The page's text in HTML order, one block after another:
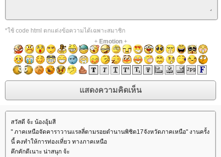
*ใช้ code html ตกแต่งข้อความได้เฉพาะสมาชิก
+ Emotion+
สวัสดี จ้ะ น้องอุ้มสี
" ภาคเหนือจัดคาราวานแรลลี่ตามรอยตำนานพิชิต17จังหวัดภาคเหนือ" งานครั้ง
นี้ คงทำให้การท่องเที่ยว ทางภาคเหนือ
คึกคักดีเนาะ น่าสนุก จ้ะ